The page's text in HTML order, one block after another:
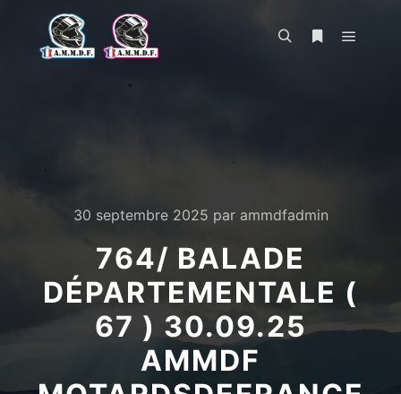
30 septembre 2025 par ammdfadmin
764/ BALADE
DÉPARTEMENTALE (
67 ) 30.09.25
AMMDF